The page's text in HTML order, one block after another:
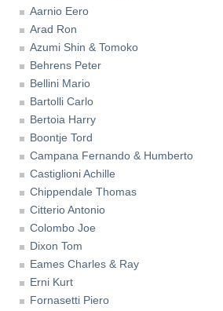
Aarnio Eero
Arad Ron
Azumi Shin & Tomoko
Behrens Peter
Bellini Mario
Bartolli Carlo
Bertoia Harry
Boontje Tord
Campana Fernando & Humberto
Castiglioni Achille
Chippendale Thomas
Citterio Antonio
Colombo Joe
Dixon Tom
Eames Charles & Ray
Erni Kurt
Fornasetti Piero